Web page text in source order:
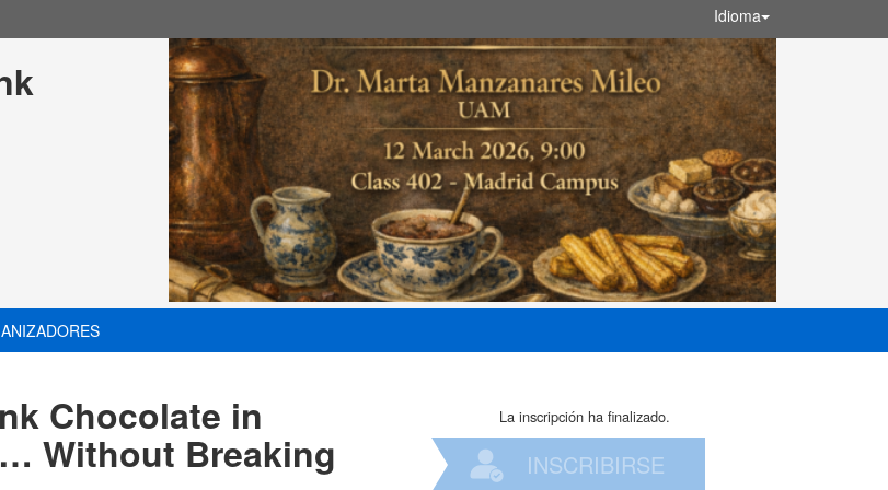
Idioma
Chocolate in
Without Breaking
La inscripción ha finalizado.
INSCRIBIRSE